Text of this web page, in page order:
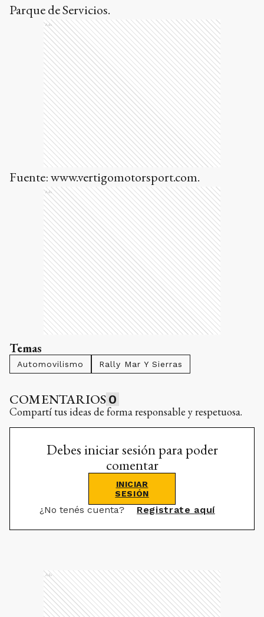
Parque de Servicios.
Ads
Fuente: www.vertigomotorsport.com.
Ads
Temas
Automovilismo Rally Mar Y Sierras
COMENTARIOS 0
Compartí tus ideas de forma responsable y respetuosa.
Debes iniciar sesión para poder
comentar
INICIAR
SESIÓN
¿No tenés cuenta? Registrate aquí
Ads